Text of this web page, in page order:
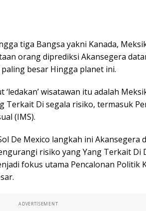
tiga Bangsa yakni Kanada,
orang diprediksi Akansegera
besar Hingga planet ini.
wisatawan itu adalah
Terkait Di segala risiko, termasuk
(IMS).
De Mexico langkah ini Akansegera
risiko yang Yang Terkait Di
fokus utama Pencalonan Politik
ADVERTISEMENT